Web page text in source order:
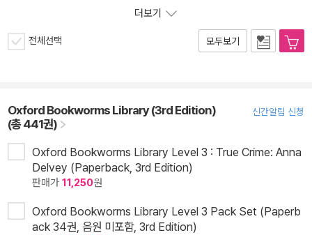
더보기
전체선택 모두보기
Oxford Bookworms Library (3rd Edition)
(총 441권)
신간알림 신청
Oxford Bookworms Library Level 3 : True Crime: Anna
Delvey (Paperback, 3rd Edition)
판매가 11,250원
Oxford Bookworms Library Level 3 Pack Set (Paperb
ack 34권, 음원 미포함, 3rd Edition)